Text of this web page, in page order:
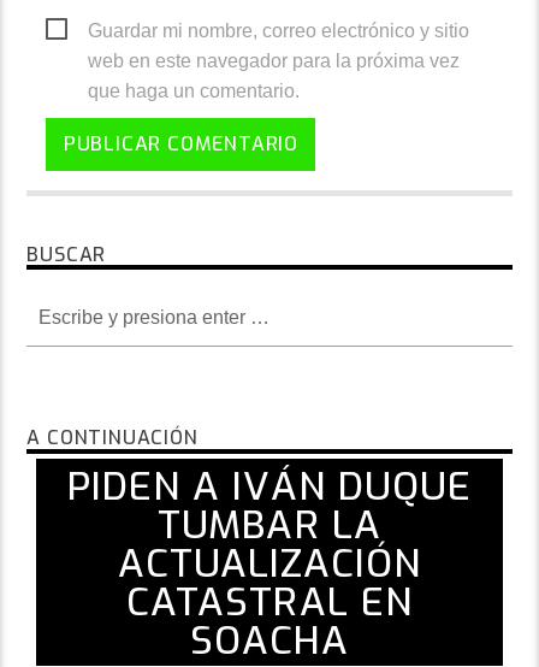
Guardar mi nombre, correo electrónico y sitio
web en este navegador para la próxima vez
que haga un comentario.
BUSCAR
A CONTINUACIÓN
PIDEN A IVÁN DUQUE
TUMBAR LA
ACTUALIZACIÓN
CATASTRAL EN
SOACHA